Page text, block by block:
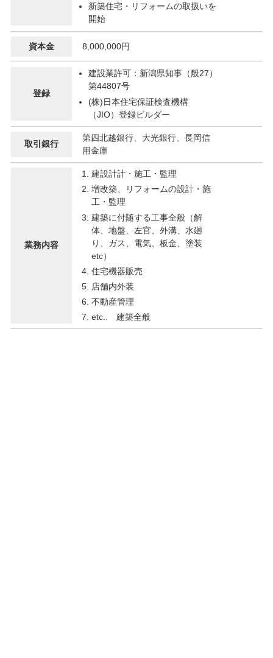
新築住宅・リフォームの取扱いを
開始
資本金 8,000,000円
登録
建設業許可：新潟県知事（般27）
第44807号
(株)⽇本住宅保証検査機構
（JIO）登録ビルダー
取引銀⾏
第四北越銀行、大光銀行、長岡信
⽤⾦庫
業務内容
建設計計・施工・監理
増改築、リフォームの設計・施
工・監理
建築に付随する工事全般（解
体、地盤、左官、外溝、⽔廻
り、ガス、電気、板⾦、塗装
etc）
住宅機器販売
店舗内外装
不動産管理
etc.. 建築全般